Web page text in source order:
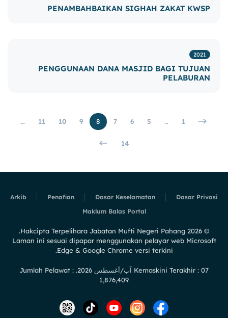
PENAMBAHBAIKAN SIGHAH ZAKAT KWSP
2021
PENGGUNAAN DANA MASJID BAGI TUJUAN
PELABURAN
1
…
5
6
7
8
9
10
11
…
14
Dasar Privasi
Dasar Keselamatan
Penafian
Arkib
Maklum Balas Portal
©
2026
Laman ini sesuai dipapar menggunakan pelayar web Microsoft
Edge & Google Chrome versi terkini.
Kemaskini Terakhir : 07 آب/أغسطس 2026. Jumlah Pelawat :
1,876,409